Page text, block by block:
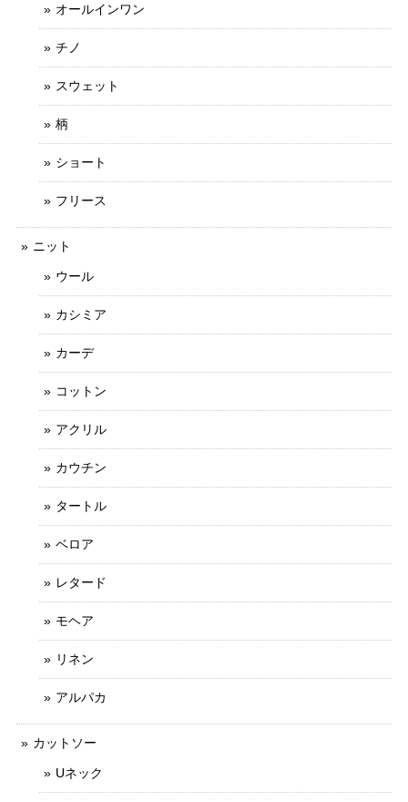
オールインワン
チノ
スウェット
柄
ショート
フリース
ニット
ウール
カシミア
カーデ
コットン
アクリル
カウチン
タートル
ベロア
レタード
モヘア
リネン
アルパカ
カットソー
Uネック